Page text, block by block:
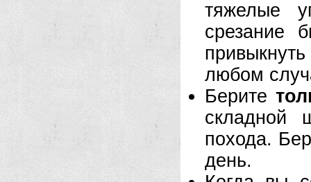
тяжелые
срезание
любом
Берите
складной
похода.
день.